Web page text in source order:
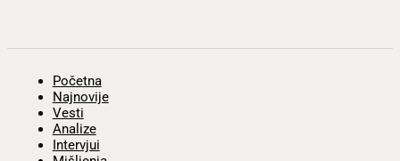
Početna
Najnovije
Vesti
Analize
Intervjui